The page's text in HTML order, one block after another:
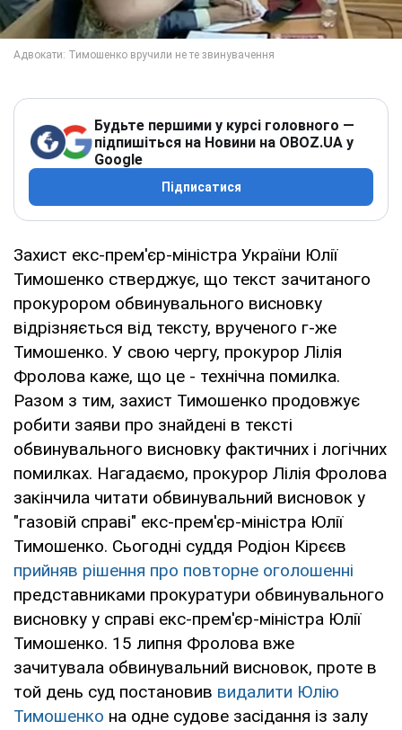
Будьте першими у курсі головного —
підпишіться на Новини на OBOZ.UA у
Google
Підписатися
Захист екс-прем'єр-міністра України Юлії
Тимошенко стверджує, що текст зачитаного
прокурором обвинувального висновку
відрізняється від тексту, врученого г-же
Тимошенко. У свою чергу, прокурор Лілія
Фролова каже, що це - технічна помилка.
Разом з тим, захист Тимошенко продовжує
робити заяви про знайдені в тексті
обвинувального висновку фактичних і логічних
помилках. Нагадаємо, прокурор Лілія Фролова
закінчила читати обвинувальний висновок у
"газовій справі" екс-прем'єр-міністра Юлії
Тимошенко. Сьогодні суддя Родіон Кірєєв
прийняв рішення про повторне оголошенні
представниками прокуратури обвинувального
висновку у справі екс-прем'єр-міністра Юлії
Тимошенко. 15 липня Фролова вже
зачитувала обвинувальний висновок, проте в
той день суд постановив видалити Юлію
Тимошенко на одне судове засідання із залу